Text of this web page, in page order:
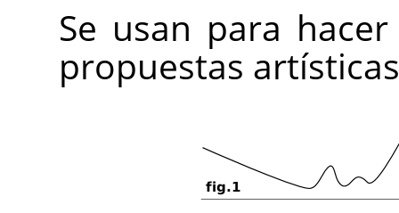
Se usan para
propuestas